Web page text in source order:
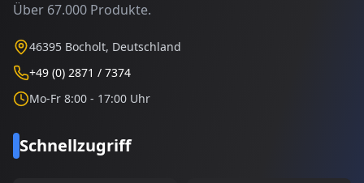
Über 67.000 Produkte.
46395 Bocholt, Deutschland
+49 (0) 2871 / 7374
Mo-Fr 8:00 - 17:00 Uhr
Schnellzugriff